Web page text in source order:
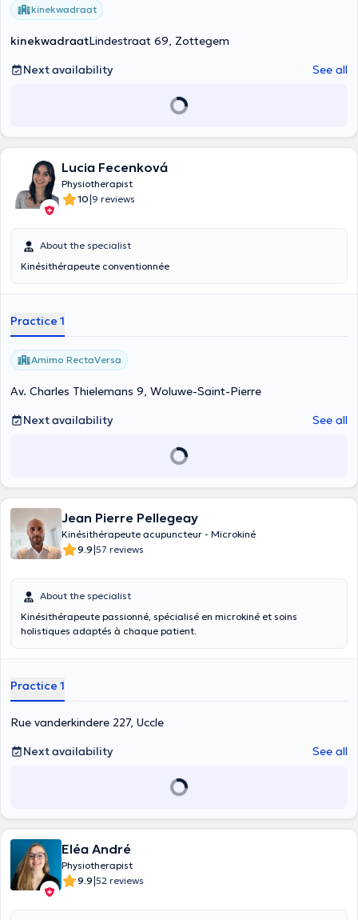
kinekwadraat
kinekwadraatLindestraat 69, Zottegem
Next availability
See all
Lucia Fecenková
Physiotherapist
10|9 reviews
About the specialist
Kinésithérapeute conventionnée
Practice 1
Amimo RectaVersa
Av. Charles Thielemans 9, Woluwe-Saint-Pierre
Next availability
See all
Jean Pierre Pellegeay
Kinésithérapeute acupuncteur - Microkiné
9.9|57 reviews
About the specialist
Kinésithérapeute passionné, spécialisé en microkiné et soins
holistiques adaptés à chaque patient.
Practice 1
Rue vanderkindere 227, Uccle
Next availability
See all
Eléa André
Physiotherapist
9.9|52 reviews